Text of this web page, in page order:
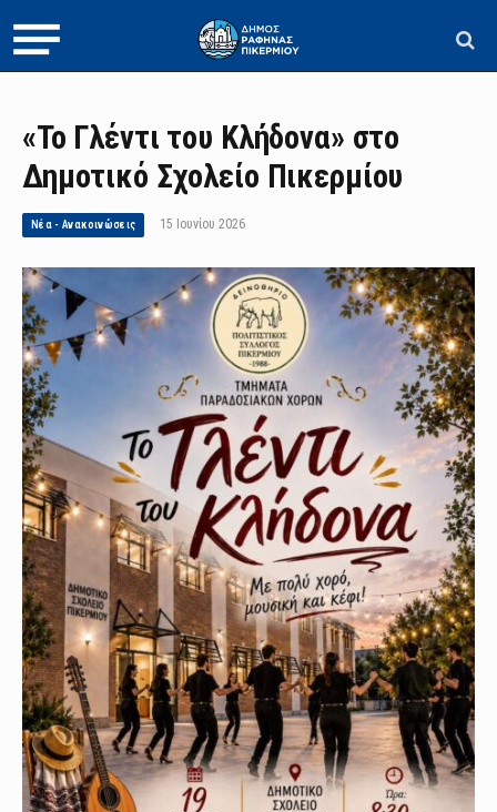
«Το Γλέντι του Κλήδονα» στο
Δημοτικό Σχολείο Πικερμίου
Νέα - Ανακοινώσεις 15 Ιουνίου 2026